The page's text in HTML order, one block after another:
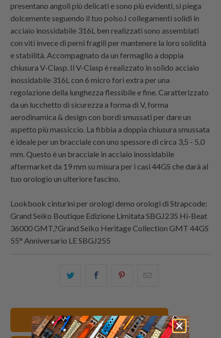
presentano angoli più delicati e sono più evidenti, si piega
dolcemente seguendo il tuo polso.I collegamenti solidi in
acciaio inossidabile 316L ben realizzati sono assemblati
con viti invece di perni fragili per mantenere la loro solidità
e stabilità. Accompagnato da un fermaglio a doppia
chiusura V-Clasp. Il V-Clasp è realizzato in solido acciaio
inossidabile 316L con 6 micro fori extra per una
regolazione della lunghezza flessibile e fine. Caratterizzato
da un lucchetto di sicurezza a forma di V, forma
aerodinamica & design con bordi smussati per dare un
aspetto più massiccio. La fibbia a doppia chiusura smussata
è ideale per un bracciale con uno spessore di circa 3,5 - 5,0
mm. Questo è un bracciale in acciaio inossidabile
aftermarket da 19 mm su misura per i casi 44GS che darà al
tuo orologio un ulteriore fascino.
Lookbook cinturini per orologi demo orologi diStrapcode:
Grand Seiko Boutique Edizione Limitata SBGJ235 Hi-Beat
36000 GMT,?Grand Seiko Heritage Collection GMT 44GS
55° Anniversario LE SBGJ255
Condividi Share
Condividi
friend
19mm Cinturini orologio